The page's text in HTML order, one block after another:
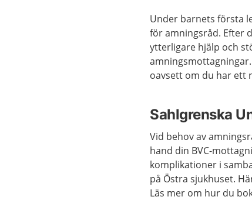
Under barnets första
för amningsråd. Efter
ytterligare hjälp och
oavsett om du har ett
Sahlgrenska
Vid behov av
hand din BVC-
komplikationer i
på Östra sjukhuset.
Läs mer om hur du